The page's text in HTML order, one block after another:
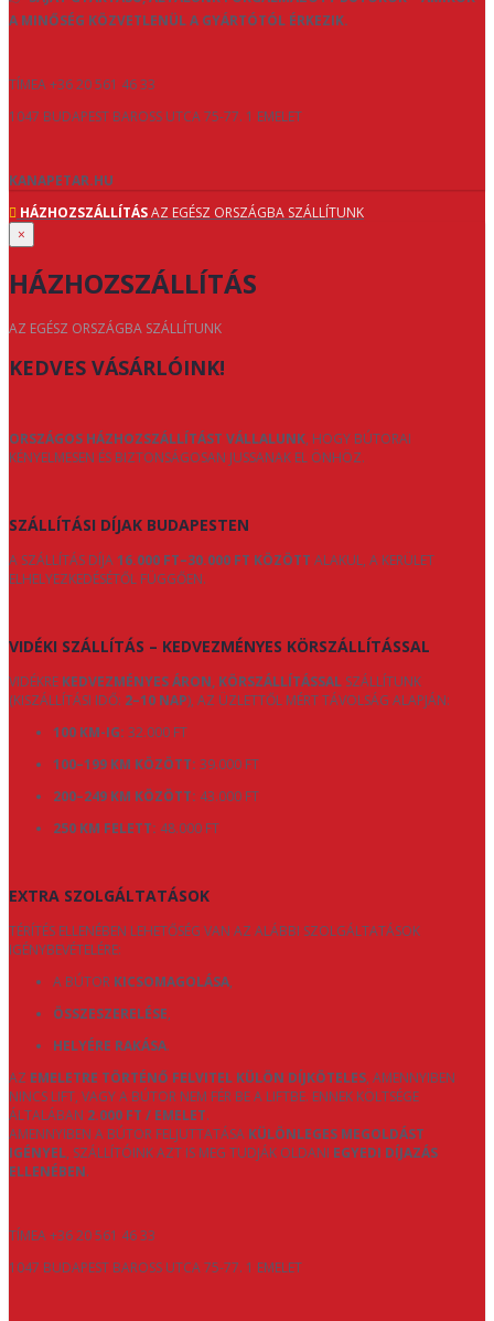
A MINŐSÉG KÖZVETLENÜL A GYÁRTÓTÓL ÉRKEZIK.
TÍMEA +36 20 561 46 33
1047 BUDAPEST BAROSS UTCA 75-77. 1 EMELET
KANAPETAR.HU
HÁZHOZSZÁLLÍTÁSAZ EGÉSZ ORSZÁGBA SZÁLLÍTUNK
×
HÁZHOZSZÁLLÍTÁS
AZ EGÉSZ ORSZÁGBA SZÁLLÍTUNK
KEDVES VÁSÁRLÓINK!
ORSZÁGOS HÁZHOZSZÁLLÍTÁST VÁLLALUNK, HOGY BÚTORAI
KÉNYELMESEN ÉS BIZTONSÁGOSAN JUSSANAK EL ÖNHÖZ.
SZÁLLÍTÁSI DÍJAK BUDAPESTEN
A SZÁLLÍTÁS DÍJA16.000 FT–30.000 FT KÖZÖTT ALAKUL, A KERÜLET
ELHELYEZKEDÉSÉTŐL FÜGGŐEN.
VIDÉKI SZÁLLÍTÁS – KEDVEZMÉNYES KÖRSZÁLLÍTÁSSAL
VIDÉKRE KEDVEZMÉNYES ÁRON, KÖRSZÁLLÍTÁSSAL SZÁLLÍTUNK
(KISZÁLLÍTÁSI IDŐ: 2–10 NAP), AZ ÜZLETTŐL MÉRT TÁVOLSÁG ALAPJÁN:
100 KM-IG: 32.000 FT
100–199 KM KÖZÖTT: 39.000 FT
200–249 KM KÖZÖTT: 43.000 FT
250 KM FELETT: 48.000 FT
EXTRA SZOLGÁLTATÁSOK
TÉRÍTÉS ELLENÉBEN LEHETŐSÉG VAN AZ ALÁBBI SZOLGÁLTATÁSOK
IGÉNYBEVÉTELÉRE:
A BÚTOR KICSOMAGOLÁSA,
ÖSSZESZERELÉSE,
HELYÉRE RAKÁSA.
AZ EMELETRE TÖRTÉNŐ FELVITEL KÜLÖN DÍJKÖTELES, AMENNYIBEN
NINCS LIFT, VAGY A BÚTOR NEM FÉR BE A LIFTBE. ENNEK KÖLTSÉGE
ÁLTALÁBAN 2.000 FT / EMELET.
AMENNYIBEN A BÚTOR FELJUTTATÁSA KÜLÖNLEGES MEGOLDÁST
IGÉNYEL, SZÁLLÍTÓINK AZT IS MEG TUDJÁK OLDANI EGYEDI DÍJAZÁS
ELLENÉBEN.
TÍMEA +36 20 561 46 33
1047 BUDAPEST BAROSS UTCA 75-77. 1 EMELET